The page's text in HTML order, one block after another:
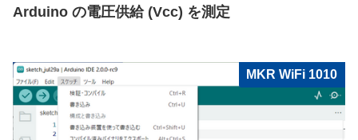
Arduino の電圧供給 (Vcc) を測定
MKR WiFi 1010